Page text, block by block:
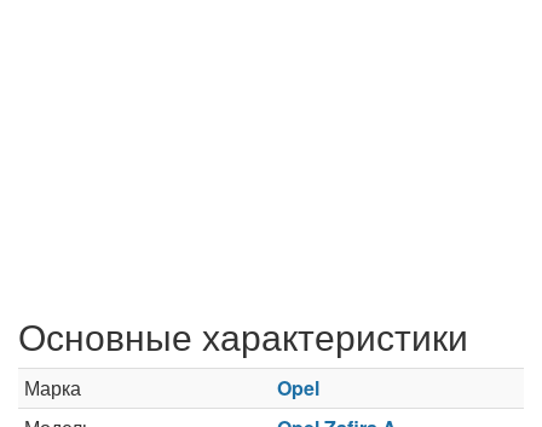
Основные характеристики
Марка
Opel